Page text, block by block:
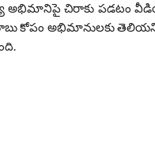
అభిమానిపై చిరాకు పడటం
బాబు కోపం అభిమానులకు